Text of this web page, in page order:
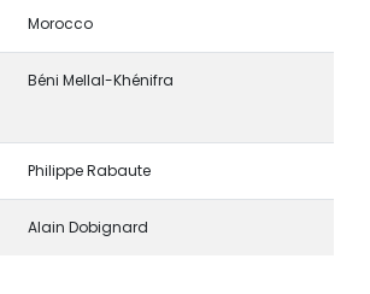
Morocco
Béni Mellal-Khénifra
Philippe Rabaute
Alain Dobignard